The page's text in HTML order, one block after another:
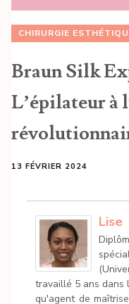
CHIRURGIE
Braun Silk
L’épilateur à
13 FÉVRIER 2024
Lise
travaillé 5 ans dans
qu'agent de